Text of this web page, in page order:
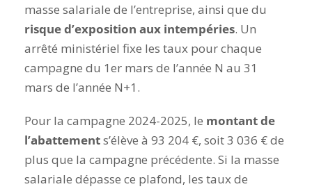
masse salariale de l’entreprise, ainsi que du
risque d’exposition aux intempéries. Un
arrêté ministériel fixe les taux pour chaque
campagne du 1er mars de l’année N au 31
mars de l’année N+1.
Pour la campagne 2024-2025, le montant de
l’abattements’élève à 93 204 €, soit 3 036 € de
plus que la campagne précédente. Si la masse
salariale dépasse ce plafond, les taux de